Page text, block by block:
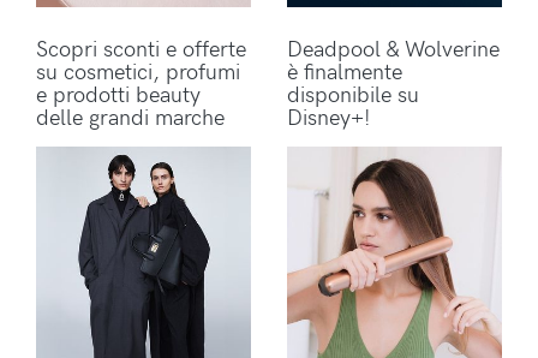
Scopri sconti e offerte
su cosmetici, profumi
e prodotti beauty
delle grandi marche
Deadpool & Wolverine
è finalmente
disponibile su
Disney+!